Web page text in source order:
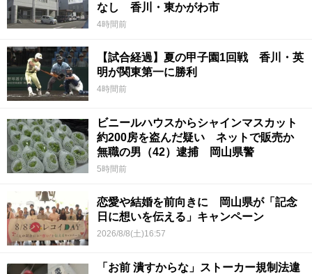
なし 香川・東かがわ市
4時間前
【試合経過】夏の甲子園1回戦 香川・英
明が関東第一に勝利
4時間前
ビニールハウスからシャインマスカット
約200房を盗んだ疑い ネットで販売か
無職の男（42）逮捕 岡山県警
5時間前
恋愛や結婚を前向きに 岡山県が「記念
日に想いを伝える」キャンペーン
2026/8/8(土)16:57
「お前 潰すからな」ストーカー規制法違